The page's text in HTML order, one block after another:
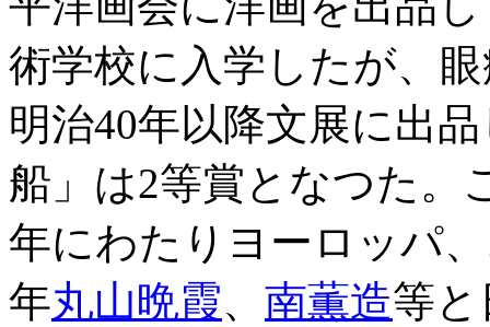
術学校に入学したが、
明治40年以降文展に出
船」は2等賞となつた。
年にわたりヨーロッパ
年丸山晩霞、 南薫造等